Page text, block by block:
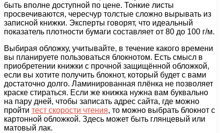
быть вполне доступной по цене. Тонкие листы
просвечиваются, чересчур толстые сложно вырывать из
записной книжки. Эксперты говорят, что идеальный
показатель плотности бумаги составляет от 80 до 100 г/м.
Выбирая обложку, учитывайте, в течение какого времени
вы планируете пользоваться блокнотом. Есть смысл в
приобретении книжки с прочной защищённой обложкой,
если вы хотите получить блокнот, который будет с вами
достаточно долго. Ламинированная плёнка не позволяет
краске стираться. Если же книжка нужна вам буквально
на пару дней, чтобы записать адрес сайта, где можно
пройти тест скорости чтения, то можно выбрать блокнот с
картонной обложкой. Здесь может быть глянцевый или
матовый лак.